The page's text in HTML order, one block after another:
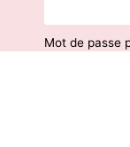
Mot de passe